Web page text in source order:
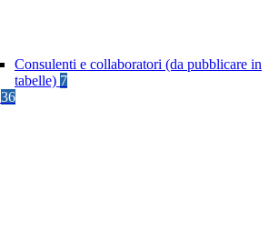
Consulenti e collaboratori (da pubblicare in
tabelle) 7
36